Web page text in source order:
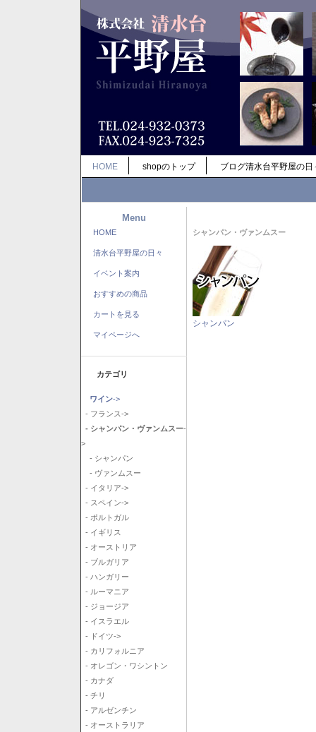
HOME shopのトップ ブログ清水台平野屋の日
Menu
HOME
清水台平野屋の日々
イベント案内
おすすめの商品
カートを見る
マイページへ
カテゴリ
ワイン->
- フランス->
- シャンパン・ヴァンムスー-
>
- シャンパン
- ヴァンムスー
- イタリア->
- スペイン->
- ポルトガル
- イギリス
- オーストリア
- ブルガリア
- ハンガリー
- ルーマニア
- ジョージア
- イスラエル
- ドイツ->
- カリフォルニア
- オレゴン・ワシントン
- カナダ
- チリ
- アルゼンチン
- オーストラリア
シャンパン・ヴァンムスー
シャンパン